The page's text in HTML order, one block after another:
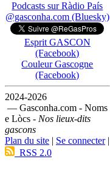
Podcasts sur Ràdio País
@gasconha.com (Bluesky)
Esprit GASCON
(Facebook)
Couleur Gascogne
(Facebook)
2024-2026
— Gasconha.com - Noms
e Lòcs - Nos lieux-dits
gascons
Plan du site | Se connecter|
RSS 2.0